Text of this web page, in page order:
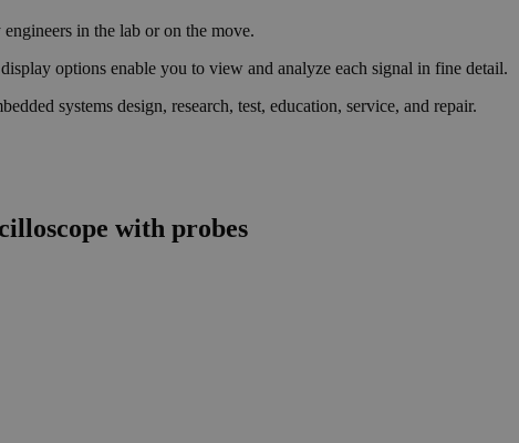
in the lab or on the move.
options enable you to view and analyze each signal in fine detail.
systems design, research, test, education, service, and repair.
with probes